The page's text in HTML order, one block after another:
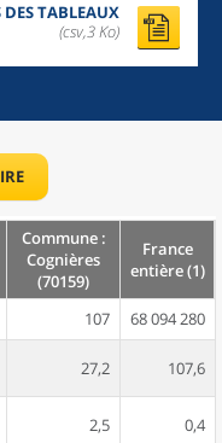
DES TABLEAUX
(csv,3 Ko)
Commune :
Cognières
(70159)
France
entière (1)
107
68 094 280
27,2 107,6
2,5 0,4